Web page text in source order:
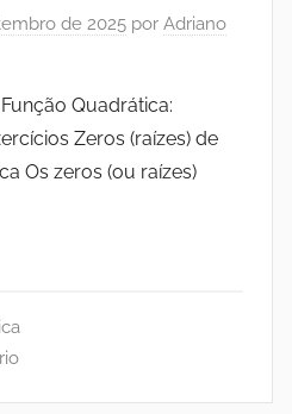
de 2025 por Adriano
Quadrática:
Zeros (raízes) de
Os zeros (ou raízes)